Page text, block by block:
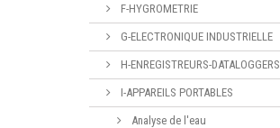
F-HYGROMETRIE
G-ELECTRONIQUE INDUSTRIELLE
H-ENREGISTREURS-DATALOGGERS
I-APPAREILS PORTABLES
Analyse de l'eau